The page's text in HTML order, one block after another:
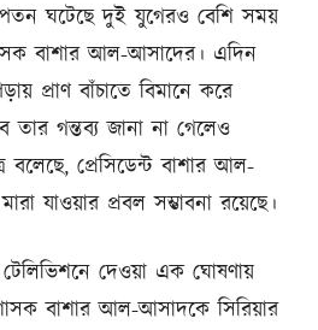
পতন ঘটেছে দুই যুগেরও বেশি সময়
বাশার আল-আসাদের। এদিন
প্রাণ বাঁচাতে বিমানে করে
তার গন্তব্য জানা না গেলেও
বলেছে, প্রেসিডেন্ট বাশার আল-
যাওয়ার প্রবল সম্ভাবনা রয়েছে।
টেলিভিশনে দেওয়া এক ঘোষণায়
বাশার আল-আসাদকে সিরিয়ার